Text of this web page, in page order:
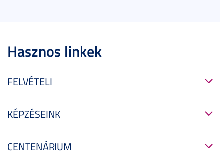
Hasznos linkek
FELVÉTELI
KÉPZÉSEINK
CENTENÁRIUM